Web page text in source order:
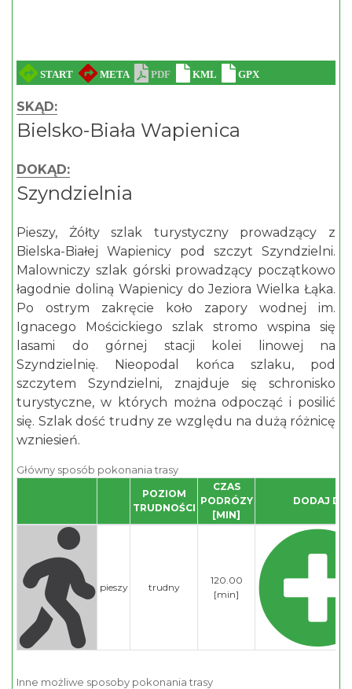
SKĄD:
Bielsko-Biała Wapienica
DOKĄD:
Szyndzielnia
Pieszy, Żółty szlak turystyczny prowadzący z
Bielska-Białej Wapienicy pod szczyt Szyndzielni.
Malowniczy szlak górski prowadzący początkowo
łagodnie doliną Wapienicy do Jeziora Wielka Łąka.
Po ostrym zakręcie koło zapory wodnej im.
Ignacego Mościckiego szlak stromo wspina się
lasami do górnej stacji kolei linowej na
Szyndzielnię. Nieopodal końca szlaku, pod
szczytem Szyndzielni, znajduje się schronisko
turystyczne, w których można odpocząć i posilić
się. Szlak dość trudny ze względu na dużą różnicę
wzniesień.
Główny sposób pokonania trasy
POZIOM
TRUDNOŚCI
CZAS
PODRÓZY
[MIN]
DODAJ DO
pieszy trudny
120.00
[min]
Inne możliwe sposoby pokonania trasy